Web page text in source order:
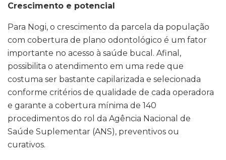
Crescimento e potencial
Para Nogi, o crescimento da parcela da população
com cobertura de plano odontológico é um fator
importante no acesso à saúde bucal. Afinal,
possibilita o atendimento em uma rede que
costuma ser bastante capilarizada e selecionada
conforme critérios de qualidade de cada operadora
e garante a cobertura mínima de 140
procedimentos do rol da Agência Nacional de
Saúde Suplementar (ANS), preventivos ou
curativos.